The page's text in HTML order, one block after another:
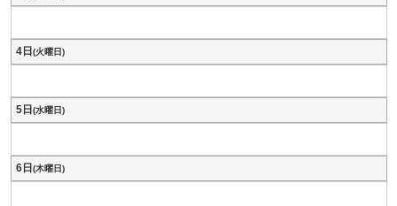
4日 (火曜日)
5日 (水曜日)
6日 (木曜日)